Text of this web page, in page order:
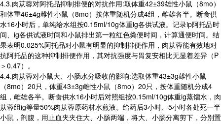
4.3.肉苁蓉对阿托品抑制排便的对抗作用:取体重42±39雄性小鼠（8mo）
和体重46±4g雌性小鼠（8mo）按体重随机分成4组，雌雄各半。断食供
水16小时后，单纯给水组按0.15ml/10g体重ig各供试液。记录ip阿托品时
间、ig各供试液时间和小鼠排出第一粒红色粪便时间，计算通便时间。结
果表明0.025%阿托品对小鼠有明显的抑制排便作用，肉苁蓉能有效地对
抗阿托品的这种抑制排便作用，其对抗强度与胃复安相比无显着差异（P
＞0.47）。
4.4.肉苁蓉对小鼠大、小肠水分吸收的影响:选取体重43±3g雄性小鼠
（8mo）20只，体重43±3g雌性小鼠（8mo）20只，按体重随机分成4
组，雌雄各半。断食供水16小时后对照组按0.15ml/10g体重ig蒸馏水，肉
苁蓉组ig等量50%肉苁蓉原药材水煎液。给药后3小时、5小时各处死一半
小鼠，剖腹，用止血夹夹住大、小肠两端，将大、小肠分离剪下，分别置